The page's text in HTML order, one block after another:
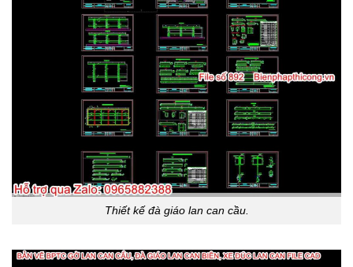
Thiết kế đà giáo lan can cầu.